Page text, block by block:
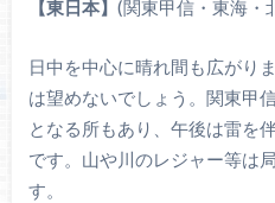
【東日本】 (関東甲信・東海・
日中を中心に晴れ間も広がり
は望めないでしょう。関東甲
となる所もあり、午後は雷を
です。山や川のレジャー等は
す。